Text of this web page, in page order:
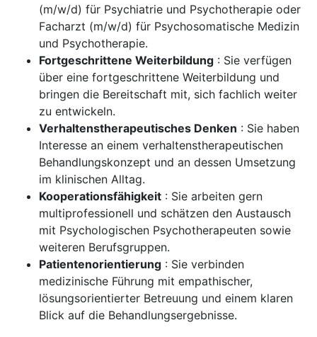
(m/w/d) für Psychiatrie und Psychotherapie oder
Facharzt (m/w/d) für Psychosomatische Medizin
und Psychotherapie.
Fortgeschrittene Weiterbildung : Sie verfügen
über eine fortgeschrittene Weiterbildung und
bringen die Bereitschaft mit, sich fachlich weiter
zu entwickeln.
Verhaltenstherapeutisches Denken : Sie haben
Interesse an einem verhaltenstherapeutischen
Behandlungskonzept und an dessen Umsetzung
im klinischen Alltag.
Kooperationsfähigkeit : Sie arbeiten gern
multiprofessionell und schätzen den Austausch
mit Psychologischen Psychotherapeuten sowie
weiteren Berufsgruppen.
Patientenorientierung : Sie verbinden
medizinische Führung mit empathischer,
lösungsorientierter Betreuung und einem klaren
Blick auf die Behandlungsergebnisse.